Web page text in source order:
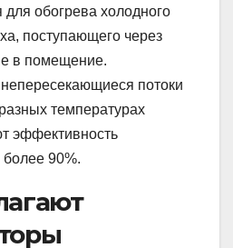
для обогрева холодного
поступающего через
в помещение.
потоки
температурах
эффективность
более 90%.